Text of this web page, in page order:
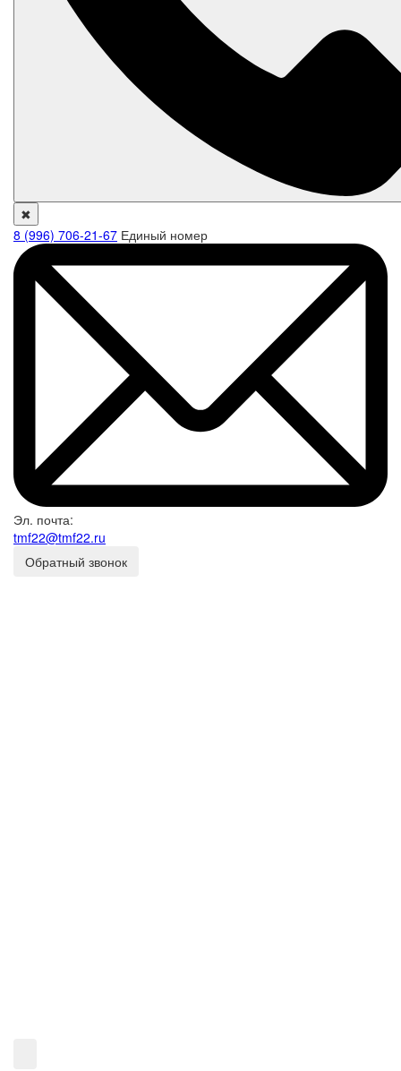
✖
8 (996) 706-21-67 Единый номер
Эл. почта:
tmf22@tmf22.ru
Обратный звонок